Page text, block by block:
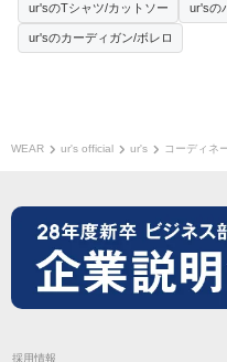
ur'sのTシャツ/カットソー ur'sの
ur'sのカーディガン/ボレロ
WEAR ur's official ur's コーディネ
採用情報